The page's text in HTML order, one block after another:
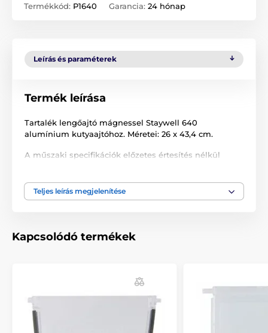
Termékkód: P1640 Garancia: 24 hónap
Leírás és paraméterek
Termék leírása
Tartalék lengőajtó mágnessel Staywell 640
alumínium kutyaajtóhoz. Méretei: 26 x 43,4 cm.
A műszaki specifikációk előzetes értesítés nélkül
Tartozékok ajtókhoz
Teljes leírás megjelenítése
Kapcsolódó termékek